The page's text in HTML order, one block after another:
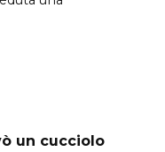
un cucciolo